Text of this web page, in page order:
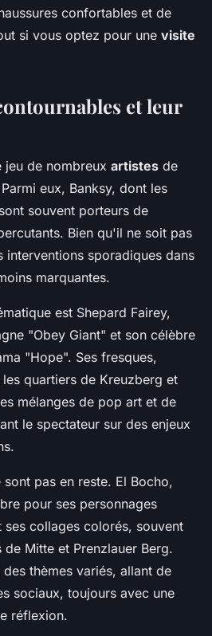
confortables et de
si vous optez pour une visite
et leur
jeu de nombreux artistes de
eux, Banksy, dont les
souvent porteurs de
Bien qu'il ne soit pas
interventions sporadiques dans
marquantes.
est Shepard Fairey,
"Obey Giant" et son célèbre
"Hope". Ses fresques,
quartiers de Kreuzberg et
mélanges de pop art et de
le spectateur sur des enjeux
pas en reste. El Bocho,
pour ses personnages
collages colorés, souvent
Mitte et Prenzlauer Berg.
thèmes variés, allant de
sociaux, toujours avec une
réflexion.